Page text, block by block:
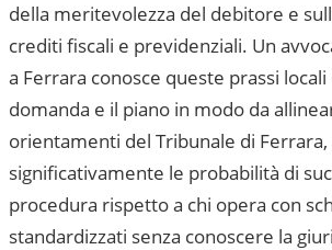
della meritevolezza del debitore e
crediti fiscali e previdenziali. Un
a Ferrara conosce queste prassi
domanda e il piano in modo da
orientamenti del Tribunale di Ferrara
significativamente le probabilità di
procedura rispetto a chi opera con
standardizzati senza conoscere la